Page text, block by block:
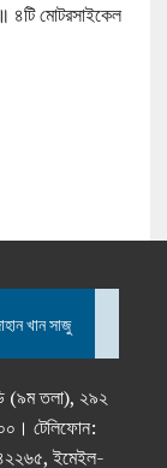
মোটরসাইকেল
খান সাজু
(৯ম তলা), ২৯২
টেলিফোন:
ইমেইল-